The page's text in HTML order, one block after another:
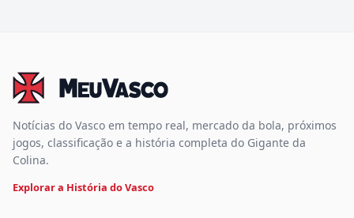
Notícias do Vasco em tempo real, mercado da bola, próximos
jogos, classificação e a história completa do Gigante da
Colina.
Explorar a História do Vasco